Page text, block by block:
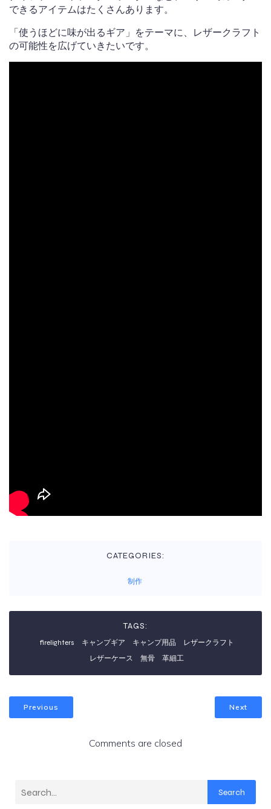
できるアイテムはたくさんあります。
「使うほどに味が出るギア」をテーマに、レザークラフト
の可能性を広げていきたいです。
CATEGORIES:
制作
TAGS:
firelighters キャンプギア キャンプ用品
レザークラフト
レザーケース
無骨 革細工
Previous Next
Comments are closed
Search